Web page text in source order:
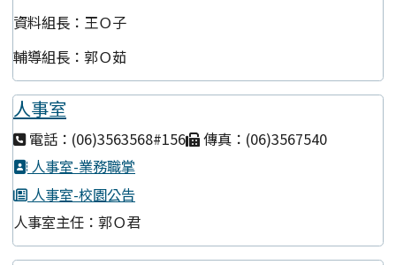
資料組長：王Ｏ子
輔導組長：郭Ｏ茹
人事室
電話：(06)3563568#156
傳真：(06)3567540
人事室-業務職掌
人事室-校園公告
人事室主任：郭Ｏ君